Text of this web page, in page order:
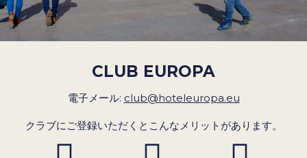
CLUB EUROPA
電子メール: club@hoteleuropa.eu
クラブにご登録いただくとこんなメリットがあります。